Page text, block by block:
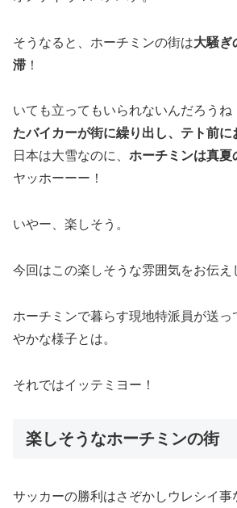
そうなると、ホーチミンの街は大騒ぎ
滞 ！
いても立ってもいられないんだろうね
たバイカーが街に繰り出し、テト前に
日本は大雪なのに、 ホーチミンは真夏
ヤッホーーー！
いやー、楽しそう。
今回はこの楽しそうな雰囲気をお伝え
ホーチミンで暮らす現地特派員が送っ
やかな様子とは。
それではイッテミヨー！
楽しそうなホーチミンの街
サッカーの勝利はさぞかしウレシイ事